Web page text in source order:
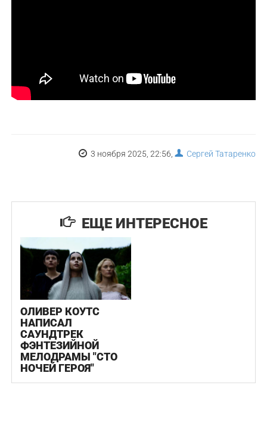
3 ноября 2025, 22:56, Сергей Татаренко
ЕЩЕ ИНТЕРЕСНОЕ
ОЛИВЕР КОУТС
НАПИСАЛ
САУНДТРЕК
ФЭНТЕЗИЙНОЙ
МЕЛОДРАМЫ "СТО
НОЧЕЙ ГЕРОЯ"